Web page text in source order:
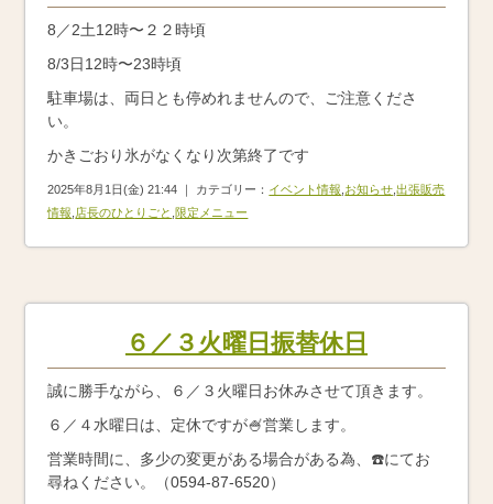
8／2土12時〜２２時頃
8/3日12時〜23時頃
駐車場は、両日とも停めれませんので、ご注意くださ
い。
かきごおり氷がなくなり次第終了です
2025年8月1日(金) 21:44 ｜ カテゴリー： イベント情報 お知らせ ,出張販売
情報 店長のひとりごと 限定メニュー
６／３火曜日振替休日
誠に勝手ながら、６／３火曜日お休みさせて頂きます。
６／４水曜日は、定休ですが🍧営業します。
営業時間に、多少の変更がある場合がある為、☎️にてお
尋ねください。（0594-87-6520）